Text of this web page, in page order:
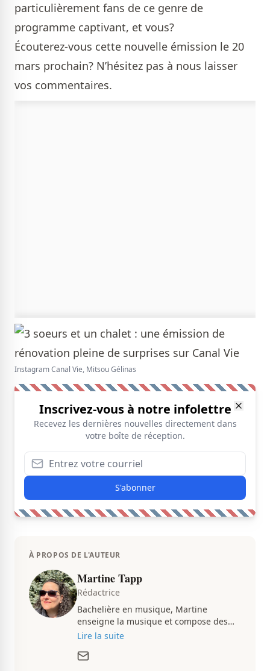
particulièrement fans de ce genre de
programme captivant, et vous?
Écouterez-vous cette nouvelle émission le 20
mars prochain? N’hésitez pas à nous laisser
vos commentaires.
Instagram Canal Vie, Mitsou Gélinas
Inscrivez-vous à notre infolettre
Recevez les dernières nouvelles directement dans
votre boîte de réception.
S'abonner
À PROPOS DE L'AUTEUR
Martine Tapp
Rédactrice
Bachelière en musique, Martine
enseigne la musique et compose des
pièces musicales pendant ses temps
d’aménagement intérieur, elle suit de
Lire la suite